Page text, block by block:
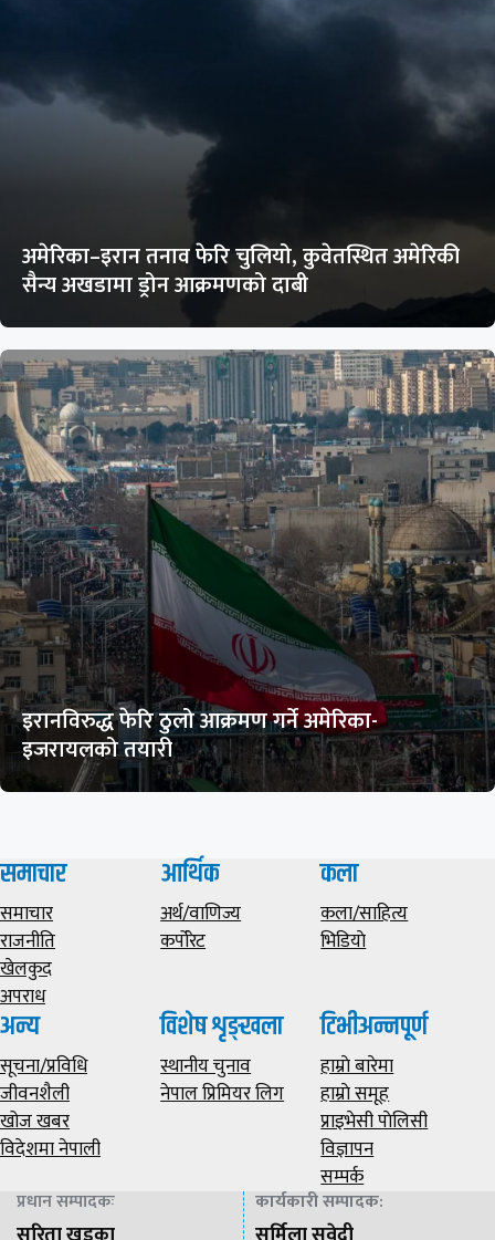
अमेरिका–इरान तनाव फेरि चुलियो, कुवेतस्थित अमेरिकी
सैन्य अखडामा ड्रोन आक्रमणको दाबी
इरानविरुद्ध फेरि ठुलो आक्रमण गर्ने अमेरिका-
इजरायलको तयारी
समाचार
समाचार
राजनीति
खेलकुद
अपराध
आर्थिक
अर्थ/वाणिज्य
कर्पोरेट
कला
कला/साहित्य
भिडियाे
अन्य
सूचना/प्रविधि
जीवनशैली
खोज खबर
विदेशमा नेपाली
विशेष शृङ्खला
स्थानीय चुनाव
नेपाल प्रिमियर लिग
टिभीअन्नपूर्ण
हाम्राे बारेमा
हाम्राे समूह
प्राइभेसी पाेलिसी
विज्ञापन
सम्पर्क
प्रधान सम्पादकः कार्यकारी सम्पादक: